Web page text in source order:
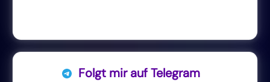
Folgt mir auf Telegram